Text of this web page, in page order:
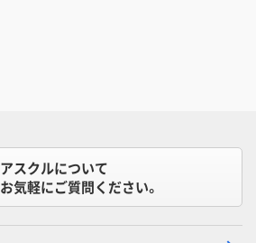
アスクルについて
お気軽にご質問ください。